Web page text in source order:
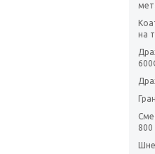
на
800